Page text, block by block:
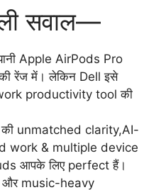
सवाल—
Apple AirPods Pro
रेंज में। लेकिन Dell इसे
productivity tool की
की unmatched clarity,AI-
work & multiple device
आपके लिए perfect हैं।
music-heavy